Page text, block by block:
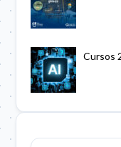
Cursos